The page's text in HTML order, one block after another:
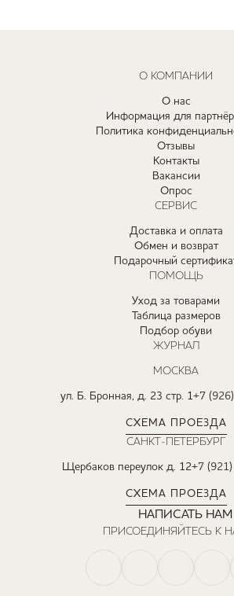
О КОМПАНИИ
О нас
Информация для
Политика
Отзывы
Контакты
Вакансии
Опрос
СЕРВИС
Доставка и оплата
Обмен и возврат
Подарочный
ПОМОЩЬ
Уход за товарами
Таблица размеров
Подбор обуви
ЖУРНАЛ
МОСКВА
ул. Б. Бронная, д. 23 стр. 1+7
СХЕМА ПРОЕЗДА
САНКТ-ПЕТЕРБУРГ
Щербаков переулок д. 12+7
СХЕМА ПРОЕЗДА
НАПИСАТЬ НАМ
ПРИСОЕДИНЯЙТЕСЬ К